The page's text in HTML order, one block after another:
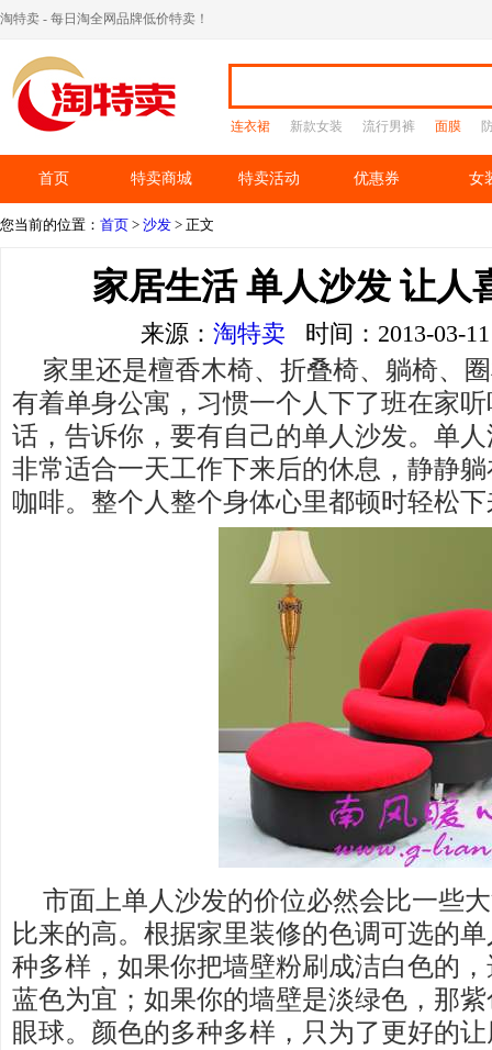
淘特卖 - 每日淘全网品牌低价特卖！
连衣裙 新款女装 流行男裤 面膜
首页 特卖商城 特卖活动 优惠券 女
您当前的位置： 首页 > 沙发 > 正文
家居生活 单人沙发 让人
来源： 淘特卖 时间：2013-03-
家里还是檀香木椅、折叠椅、躺椅、
有着单身公寓，习惯一个人下了班在家
话，告诉你，要有自己的单人沙发。单
非常适合一天工作下来后的休息，静静
咖啡。整个人整个身体心里都顿时轻松
市面上单人沙发的价位必然会比一些
比来的高。根据家里装修的色调可选的
种多样，如果你把墙壁粉刷成洁白色的
蓝色为宜；如果你的墙壁是淡绿色，那
眼球。颜色的多种多样，只为了更好的